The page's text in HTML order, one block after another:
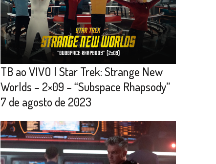
TB ao VIVO | Star Trek: Strange New
Worlds – 2×09 – “Subspace Rhapsody”
7 de agosto de 2023